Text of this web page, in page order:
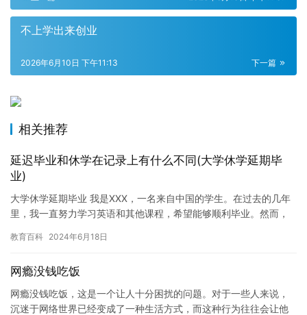
不上学出来创业
下一篇
2026年6月10日 下午11:13
相关推荐
延迟毕业和休学在记录上有什么不同(大学休学延期毕
业)
大学休学延期毕业 我是XXX，一名来自中国的学生。在过去的几年
里，我一直努力学习英语和其他课程，希望能够顺利毕业。然而，
经…
教育百科 2024年6月18日
网瘾没钱吃饭
网瘾没钱吃饭，这是一个让人十分困扰的问题。对于一些人来说，
沉迷于网络世界已经变成了一种生活方式，而这种行为往往会让他